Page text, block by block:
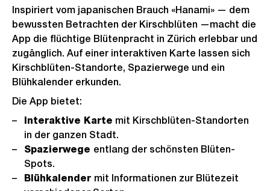
Inspiriert vom japanischen Brauch «Hanami» — dem
bewussten Betrachten der Kirschblüten —macht die
App die flüchtige Blütenpracht in Zürich erlebbar und
zugänglich. Auf einer interaktiven Karte lassen sich
Kirschblüten-Standorte, Spazierwege und ein
Blühkalender erkunden.
Die App bietet:
Interaktive Karte mit Kirschblüten-Standorten
in der ganzen Stadt.
Spazierwege entlang der schönsten Blüten-
Spots.
Blühkalender mit Informationen zur Blütezeit